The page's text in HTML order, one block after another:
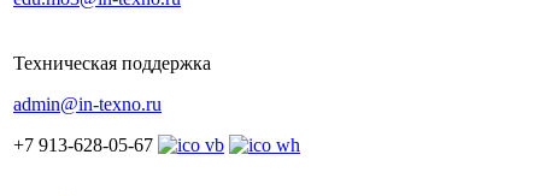
Техническая поддержка
admin@in-texno.ru
+7 913-628-05-67